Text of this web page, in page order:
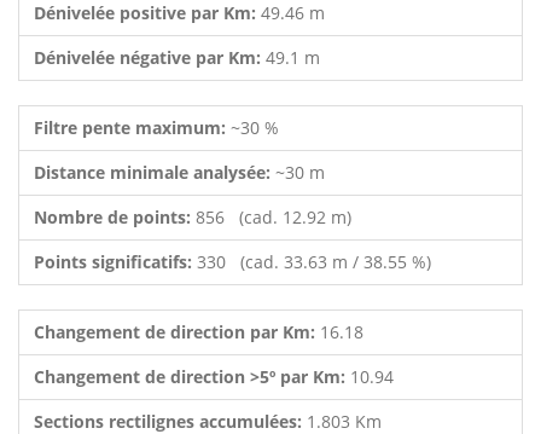
Dénivelée positive par Km: 49.46 m
Dénivelée négative par Km: 49.1 m
Filtre pente maximum: ~30 %
Distance minimale analysée: ~30 m
Nombre de points: 856 (cad. 12.92 m)
Points significatifs: 330 (cad. 33.63 m / 38.55 %)
Changement de direction par Km: 16.18
Changement de direction >5º par Km: 10.94
Sections rectilignes accumulées: 1.803 Km